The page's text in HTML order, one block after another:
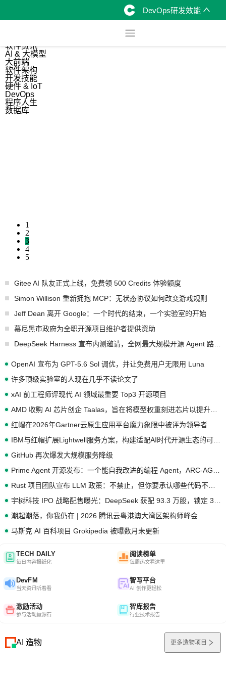
DevOps研发效能
软件资讯
AI & 大模型
大前端
软件架构
开发技能
硬件 & IoT
DevOps
程序人生
数据库
1
2
3
4
5
Gitee AI 队友正式上线，免费领 500 Credits 体验额度
Simon Willison 重新拥抱 MCP：无状态协议如何改变游戏规则
Jeff Dean 离开 Google：一个时代的结束，一个实验室的开始
慕尼黑市政府为全职开源项目维护者提供资助
OpenAI 宣布为 GPT-5.6 Sol 调优，并让免费用户无限用 Luna
许多顶级实验室的人现在几乎不读论文了
xAI 前工程师评现代 AI 领域最重要 Top3 开源项目
红帽在2026年Gartner云原生应用平台魔力象限中被评为领导者
GitHub 再次爆发大规模服务降级
潮起潮落，你我仍在 | 2026 腾讯云粤港澳大湾区架构师峰会
马斯克 AI 百科项目 Grokipedia 被曝数月未更新
TECH DAILY
每日内容报纸化
阅读榜单
每周热文看这里
DevFM
当天资讯听着看
智写平台
AI 创作更轻松
激励活动
参与活动赢源石
智库报告
行业技术报告
AI 造物 更多造物项目